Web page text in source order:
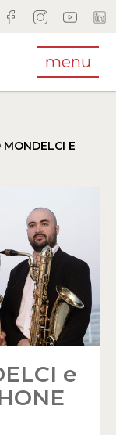
menu
MONDELCI E
e